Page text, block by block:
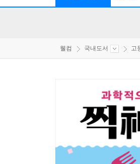
웰컴 국내도서 고